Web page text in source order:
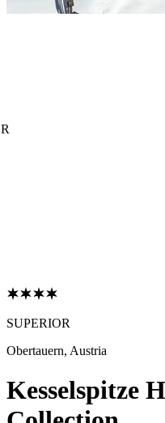
SUPERIOR
Obertauern, Austria
Kesselspitze